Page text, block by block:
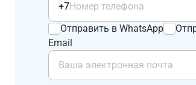
+7
Отправить в WhatsApp
Email